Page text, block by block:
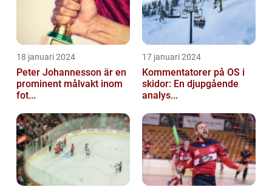
18 januari 2024
Peter Johannesson är en
prominent målvakt inom
fot...
17 januari 2024
Kommentatorer på OS i
skidor: En djupgående
analys...